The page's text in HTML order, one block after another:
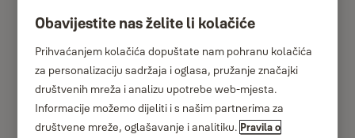
Sync senzor curenja
vode
Obavijestite nas želite li kolačiće
Prihvaćanjem kolačića dopuštate nam pohranu kolačića
za personalizaciju sadržaja i oglasa, pružanje značajki
društvenih mreža i analizu upotrebe web-mjesta.
Informacije možemo dijeliti i s našim partnerima za
društvene mreže, oglašavanje i analitiku. Pravila o